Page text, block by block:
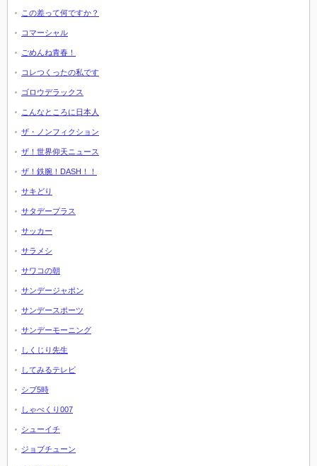
この差って何ですか？
コマーシャル
ごめんね青春！
コレつくったの私です
ゴロウデラックス
こんなところに日本人
ザ・ノンフィクション
ザ！世界仰天ニュース
ザ！鉄腕！DASH！！
サキどり
サタデープラス
サッカー
サラメシ
サワコの朝
サンデージャポン
サンデースポーツ
サンデーモーニング
しくじり先生
してみるテレビ
シブ5時
しゃべくり007
シューイチ
ジョブチューン